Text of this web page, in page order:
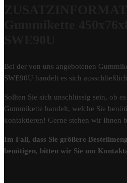
Gummikette
Bei der von uns angebotenen
SWE90U handelt es sich
Sollten Sie sich unschlüssig sein, ob
Gummikette handelt, welche Sie
kontaktieren! Gerne stehen wir Ihnen
Im Fall, dass Sie größere
benötigen, bitten wir Sie um